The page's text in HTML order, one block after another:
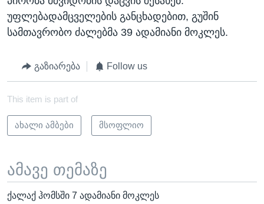
უფლებადამცველების განცხადებით, გუშინ
სამთავრობო ძალებმა 39 ადამიანი მოკლეს.
გაზიარება Follow us
This item is part of
ახალი ამბები მსოფლიო
ამავე თემაზე
ქალაქ ჰომსში 7 ადამიანი მოკლეს